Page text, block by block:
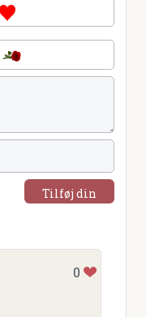
Tilføj din
0